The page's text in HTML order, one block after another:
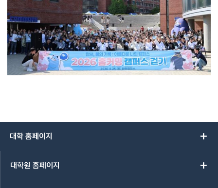
대학 홈페이지 add
대학원 홈페이지 add